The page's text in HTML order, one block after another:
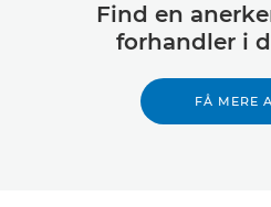
Find en
forhandler i
FÅ MERE